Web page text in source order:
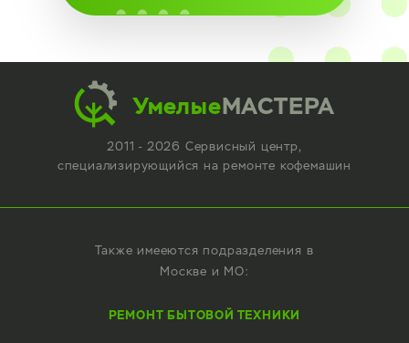
УмелыеМАСТЕРА
2011 - 2026 Сервисный центр,
специализирующийся на ремонте кофемашин
Также имееются подразделения в
Москве и МО:
РЕМОНТ БЫТОВОЙ ТЕХНИКИ